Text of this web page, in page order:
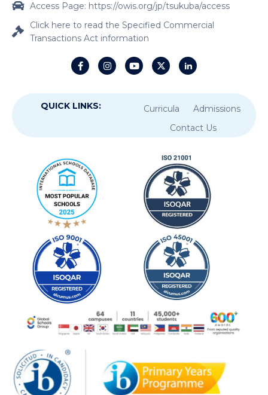
Access Page: https://owis.org/jp/tsukuba/access
Click here to read the Specified Commercial
Transactions Act information
QUICK LINKS: Curricula
Admissions
Contact Us